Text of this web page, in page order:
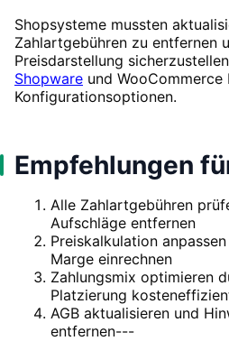
Shopsysteme mussten
Zahlartgebühren zu entfernen
Preisdarstellung
Shopware und
Konfigurationsoptionen.
Empfehlungen
Alle Zahlartgebühren
Aufschläge entfernen
Preiskalkulation
Marge einrechnen
Zahlungsmix optimieren
Platzierung
AGB aktualisieren und
entfernen---